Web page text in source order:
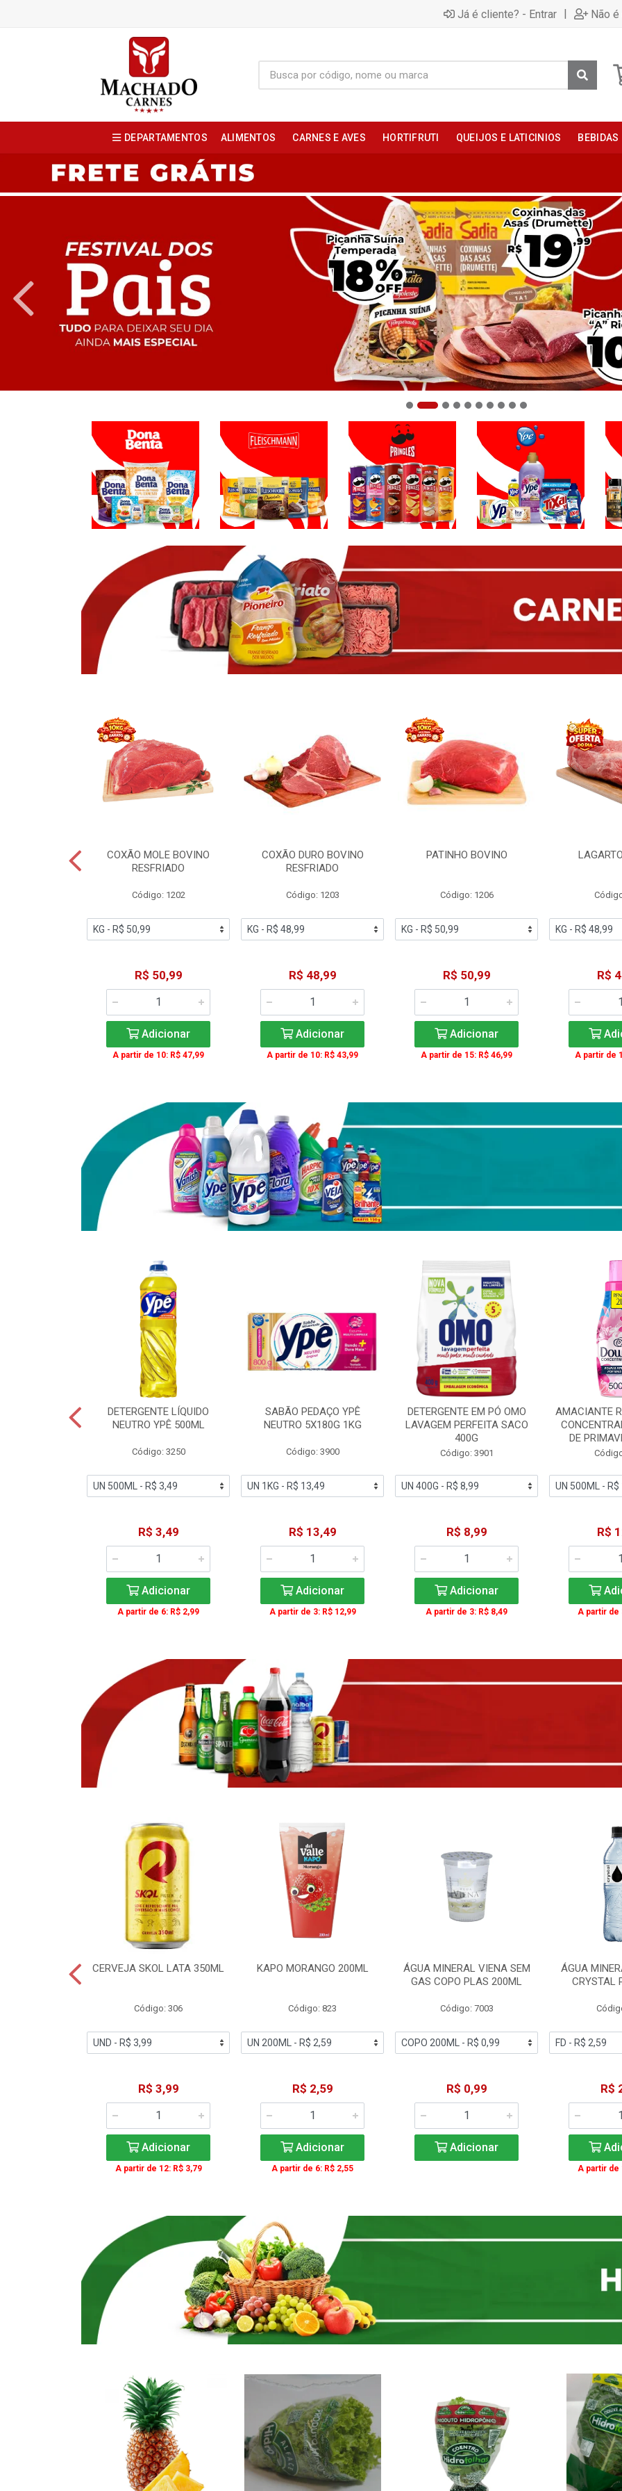
Já é cliente? - Entrar | Não
DEPARTAMENTOS ALIMENTOS CARNES E AVES HORTIFRUTI QUEIJOS E LATICINIOS BEBIDAS
COXÃO MOLE BOVINO
RESFRIADO
Código: 1202
R$ 50,99
Adicionar
A partir de 10: R$ 47,99
COXÃO DURO BOVINO
RESFRIADO
Código: 1203
R$ 48,99
Adicionar
A partir de 10: R$ 43,99
PATINHO BOVINO
Código: 1206
R$ 50,99
Adicionar
A partir de 15: R$ 46,99
R$
A partir de
DETERGENTE LÍQUIDO
NEUTRO YPÊ 500ML
Código: 3250
R$ 3,49
Adicionar
A partir de 6: R$ 2,99
SABÃO PEDAÇO YPÊ
NEUTRO 5X180G 1KG
Código: 3900
R$ 13,49
Adicionar
A partir de 3: R$ 12,99
DETERGENTE EM PÓ OMO
LAVAGEM PERFEITA SACO
400G
Código: 3901
R$ 8,99
Adicionar
A partir de 3: R$ 8,49
AMACIANTE
DE
R$
A partir de
CERVEJA SKOL LATA 350ML
Código: 306
R$ 3,99
Adicionar
A partir de 12: R$ 3,79
KAPO MORANGO 200ML
Código: 823
R$ 2,59
Adicionar
A partir de 6: R$ 2,55
ÁGUA MINERAL VIENA SEM
GAS COPO PLAS 200ML
Código: 7003
R$ 0,99
Adicionar
ÁGUA
CRYSTAL
R$
A partir de